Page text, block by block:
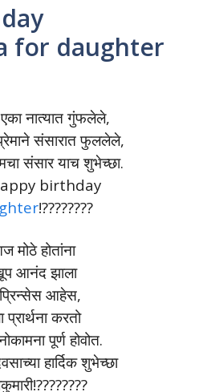
for daughter
नात्यात गुंफलेले,
संसारात फुललेले,
संसार याच शुभेच्छा.
birthday
!????????️
मोठे होतांना
आनंद झाला
आहेस,
प्रार्थना करतो
पूर्ण होवोत.
हार्दिक शुभेच्छा